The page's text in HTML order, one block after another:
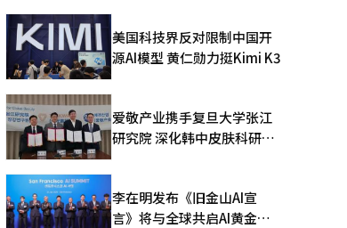
美国科技界反对限制中国开
源AI模型 黄仁勋力挺Kimi K3
爱敬产业携手复旦大学张江
研究院 深化韩中皮肤科研合
李在明发布《旧金山AI宣
言》将与全球共启AI黄金时